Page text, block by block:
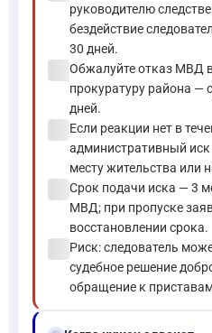
руководителю
бездействие
30 дней.
Обжалуйте отказ МВД
прокуратуру района —
дней.
Если реакции нет в
административный
месту жительства или
Срок подачи иска — 3
МВД; при пропуске
восстановлении срока.
Риск: следователь
судебное решение
обращение к